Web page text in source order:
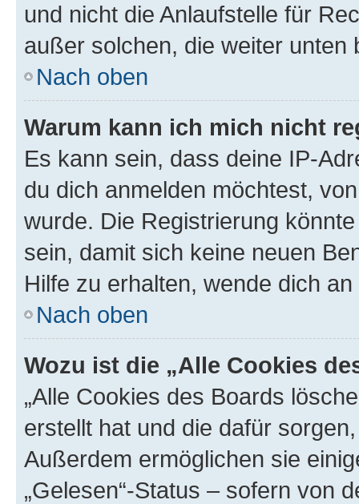
und nicht die Anlaufstelle für
außer solchen, die weiter unten
Nach oben
Warum kann ich mich nicht
Es kann sein, dass deine IP-
du dich anmelden möchtest,
wurde. Die Registrierung
sein, damit sich keine neuen
Hilfe zu erhalten, wende dich
Nach oben
Wozu ist die „Alle Cookies
„Alle Cookies des Boards
erstellt hat und die dafür
Außerdem ermöglichen sie
„Gelesen“-Status – sofern von